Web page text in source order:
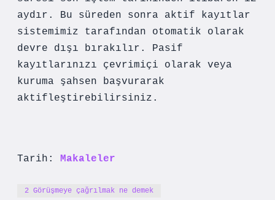
aydır. Bu süreden sonra aktif kayıtlar
sistemimiz tarafından otomatik olarak
devre dışı bırakılır. Pasif
kayıtlarınızı çevrimiçi olarak veya
kuruma şahsen başvurarak
aktifleştirebilirsiniz.
Tarih: Makaleler
2 Görüşmeye çağrılmak ne demek